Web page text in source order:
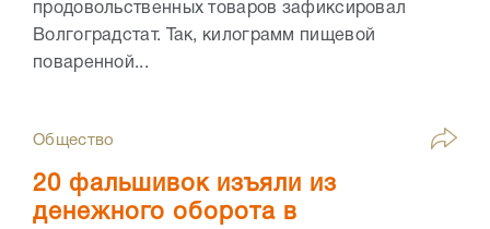
продовольственных товаров зафиксировал
Волгоградстат. Так, килограмм пищевой
поваренной...
Общество
20 фальшивок изъяли из
денежного оборота в